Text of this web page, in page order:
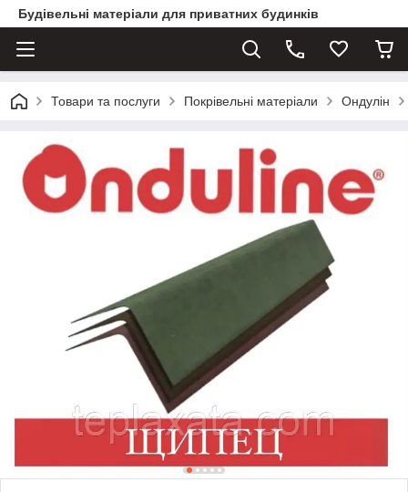
Будівельні матеріали для приватних будинків
Товари та послуги Покрівельні матеріали Ондулін